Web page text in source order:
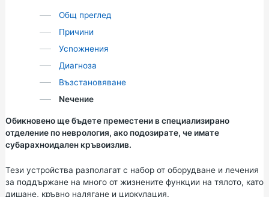
Общ преглед
Причини
Усnожнения
Диагноза
Възстановяване
Nечение
Обикновено ще бъдете преместени в специализирано
отделение по неврология, ако подозирате, че имате
субарахноидален кръвоизлив.
Тези устройства разполагат с набор от оборудване и лечения
за поддържане на много от жизнените функции на тялото, като
дишане, кръвно налягане и циркулация.